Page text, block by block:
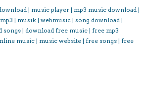
| music player | mp3 music download |
| musik | webmusic | song download |
| download free music | free mp3
music | music website | free songs | free